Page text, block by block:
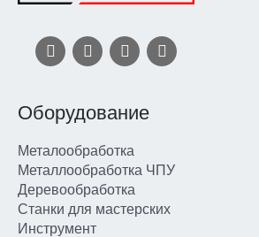
Оборудование
Металообработка
Металлообработка ЧПУ
Деревообработка
Станки для мастерских
Инструмент